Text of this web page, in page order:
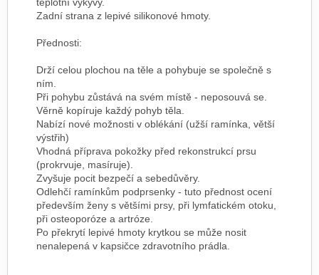
teplotní výkyvy.
Zadní strana z lepivé silikonové hmoty.
Přednosti:
Drží celou plochou na těle a pohybuje se společně s
ním.
Při pohybu zůstává na svém místě - neposouvá se.
Věrně kopíruje každý pohyb těla.
Nabízí nové možnosti v oblékání (užší ramínka, větší
výstřih)
Vhodná příprava pokožky před rekonstrukcí prsu
(prokrvuje, masíruje).
Zvyšuje pocit bezpečí a sebedůvěry.
Odlehčí ramínkům podprsenky - tuto přednost ocení
především ženy s většími prsy, při lymfatickém otoku,
při osteoporóze a artróze.
Po překrytí lepivé hmoty krytkou se může nosit
nenalepená v kapsičce zdravotního prádla.